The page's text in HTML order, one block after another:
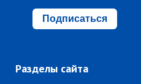
Подписаться
Разделы сайта